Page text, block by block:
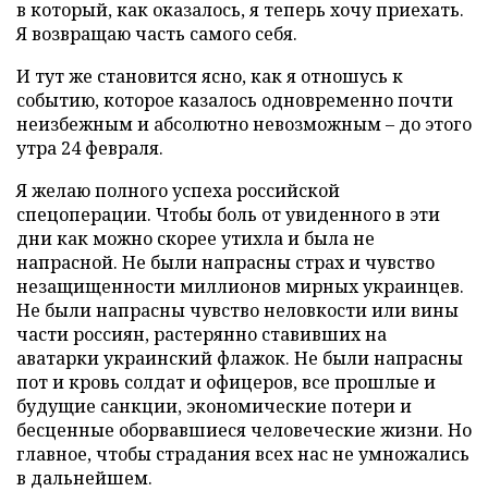
в который, как оказалось, я теперь хочу приехать.
Я возвращаю часть самого себя.
И тут же становится ясно, как я отношусь к
событию, которое казалось одновременно почти
неизбежным и абсолютно невозможным – до этого
утра 24 февраля.
Я желаю полного успеха российской
спецоперации. Чтобы боль от увиденного в эти
дни как можно скорее утихла и была не
напрасной. Не были напрасны страх и чувство
незащищенности миллионов мирных украинцев.
Не были напрасны чувство неловкости или вины
части россиян, растерянно ставивших на
аватарки украинский флажок. Не были напрасны
пот и кровь солдат и офицеров, все прошлые и
будущие санкции, экономические потери и
бесценные оборвавшиеся человеческие жизни. Но
главное, чтобы страдания всех нас не умножались
в дальнейшем.